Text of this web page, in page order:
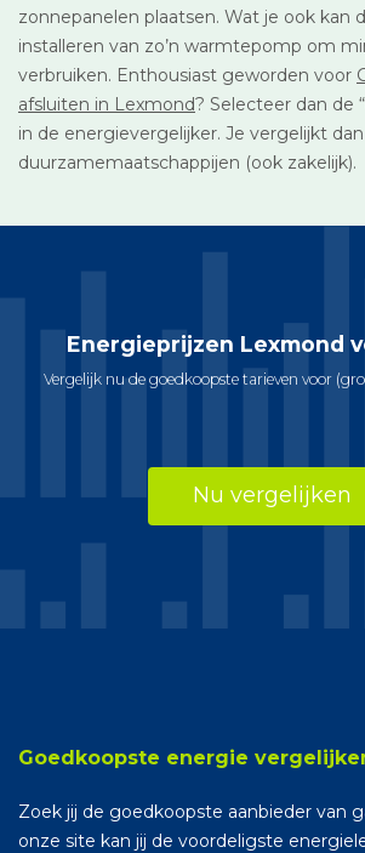
zonnepanelen plaatsen. Wat je ook kan
installeren van zo’n warmtepomp om
verbruiken. Enthousiast geworden voor
afsluiten in Lexmond? Selecteer dan de
in de energievergelijker. Je vergelijkt
duurzamemaatschappijen (ook zakelijk).
Energieprijzen Lexmond
Vergelijk nu de goedkoopste tarieven voor
Nu vergelijken
Goedkoopste energie
Zoek jij de goedkoopste aanbieder van
onze site kan jij de voordeligste